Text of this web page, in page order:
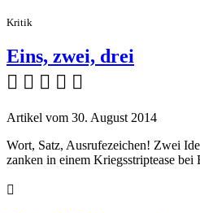
Kritik
Eins, zwei, drei
    
Artikel vom 30. August 2014
Wort, Satz, Ausrufezeichen! Zwei
zanken in einem Kriegsstriptease
